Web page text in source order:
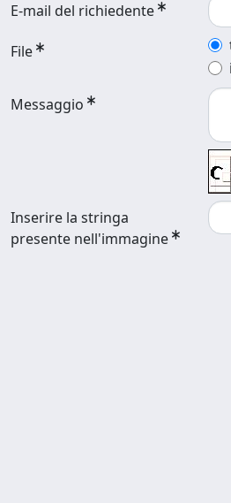
E-mail del richiedente
File
Messaggio
Inserire la stringa
presente nell'immagine